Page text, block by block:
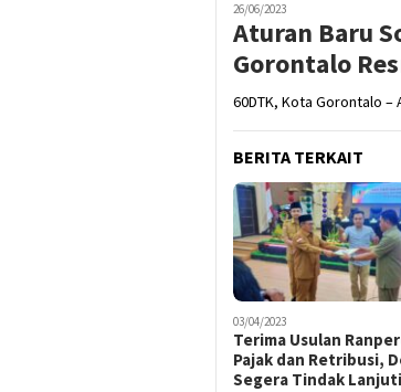
26/06/2023
Aturan Baru
Gorontalo
60DTK, Kota Gorontalo
BERITA TERKAIT
03/04/2023
Terima Usulan
Pajak dan Retribusi,
Segera Tindak Lanjuti